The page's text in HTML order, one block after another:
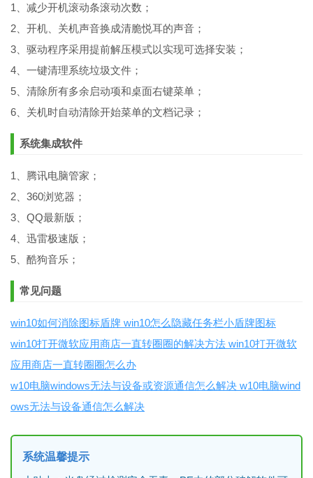
1、减少开机滚动条滚动次数；
2、开机、关机声音换成清脆悦耳的声音；
3、驱动程序采用提前解压模式以实现可选择安装；
4、一键清理系统垃圾文件；
5、清除所有多余启动项和桌面右键菜单；
6、关机时自动清除开始菜单的文档记录；
系统集成软件
1、腾讯电脑管家；
2、360浏览器；
3、QQ最新版；
4、迅雷极速版；
5、酷狗音乐；
常见问题
win10如何消除图标盾牌 win10怎么隐藏任务栏小盾牌图标
win10打开微软应用商店一直转圈圈的解决方法 win10打开微软
应用商店一直转圈圈怎么办
w10电脑windows无法与设备或资源通信怎么解决 w10电脑wind
ows无法与设备通信怎么解决
系统温馨提示